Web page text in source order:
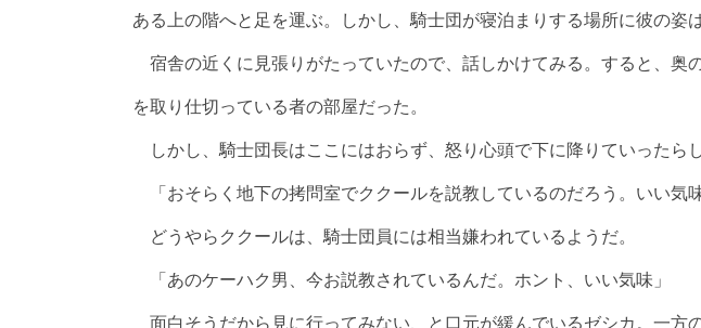
ある上の階へと足を運ぶ。しかし、騎士団が寝泊まりする場所に彼の姿
宿舎の近くに見張りがたっていたので、話しかけてみる。すると、奥
を取り仕切っている者の部屋だった。
しかし、騎士団長はここにはおらず、怒り心頭で下に降りていったらし
「おそらく地下の拷問室でククールを説教しているのだろう。いい気味
どうやらククールは、騎士団員には相当嫌われているようだ。
「あのケーハク男、今お説教されているんだ。ホント、いい気味」
面白そうだから見に行ってみない、と口元が緩んでいるゼシカ。一方